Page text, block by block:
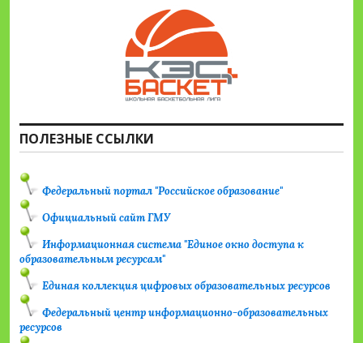
ПОЛЕЗНЫЕ ССЫЛКИ
Федеральный портал "Российское образование"
Официальный сайт ГМУ
Информационная система "Единое окно доступа к
образовательным ресурсам"
Единая коллекция цифровых образовательных ресурсов
Федеральный центр информационно-образовательных
ресурсов